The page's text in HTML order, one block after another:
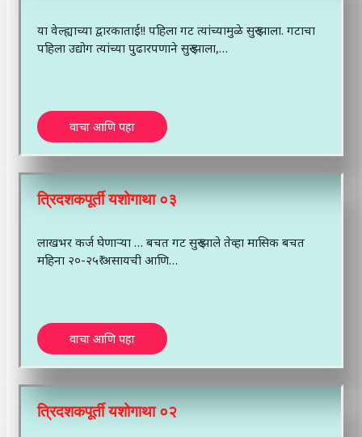
या वेल्ह्याच्या द्वारकाताई!! पहिला गट त्यांच्यामुळे सुरु झाला. गटाचा
पहिला उद्योग त्यांच्या पुढारपणाने सुरु झाला,…
वाचा आणि पहा
त्रिदशकपूर्ती यशोगाथा ०३
लाखभर कर्ज घेणाऱ्या … बचत गट सुरु झाले तेव्हा मासिक बचत
महिना २०-२५₹ असायची आणि…
वाचा आणि पहा
त्रिदशकपूर्ती यशोगाथा ०२